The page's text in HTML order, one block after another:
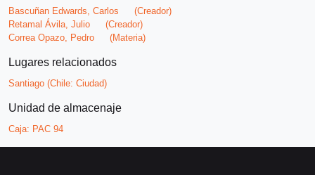
Bascuñan Edwards, Carlos
(Creador)
Retamal Ávila, Julio
(Creador)
Correa Opazo, Pedro
(Materia)
Lugares relacionados
Santiago (Chile: Ciudad)
Unidad de almacenaje
Caja: PAC 94